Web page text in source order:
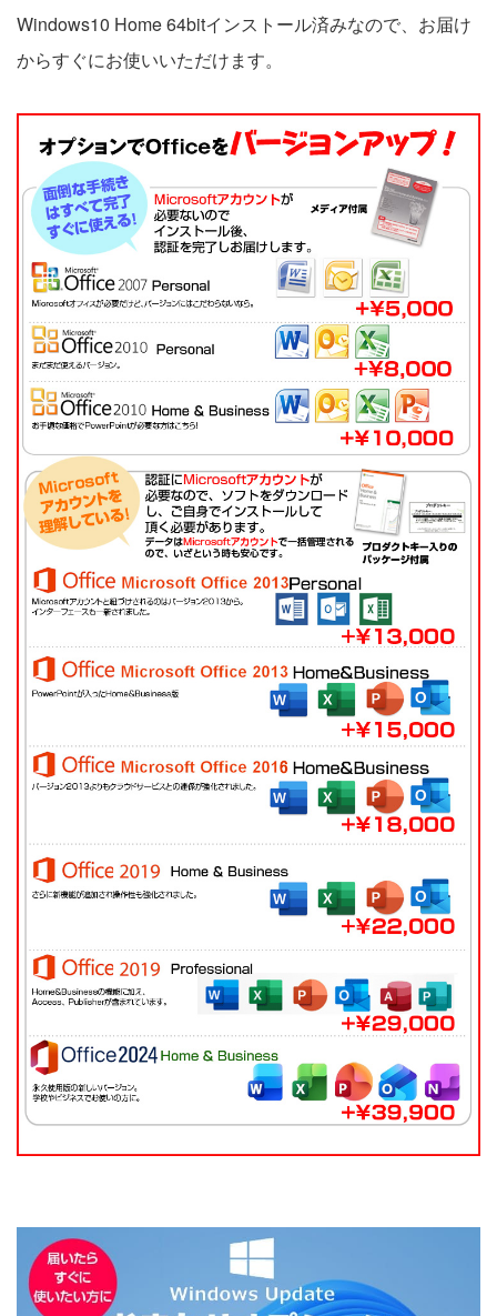
Windows10 Home 64bitインストール済みなので、お届け
からすぐにお使いいただけます。